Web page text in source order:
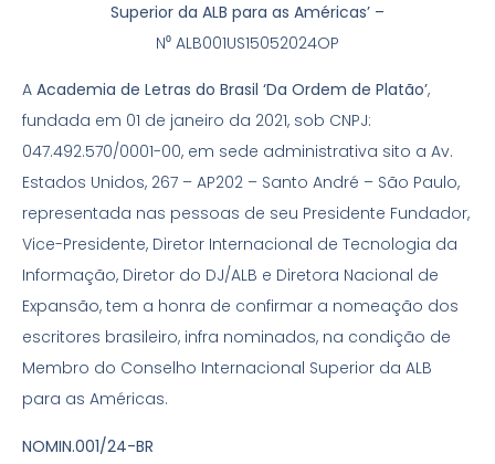
Superior da ALB para as Américas’ –
N⁰ ALB001US15052024OP
A Academia de Letras do Brasil ‘Da Ordem de Platão’,
fundada em 01 de janeiro da 2021, sob CNPJ:
047.492.570/0001-00, em sede administrativa sito a Av.
Estados Unidos, 267 – AP202 – Santo André – São Paulo,
representada nas pessoas de seu Presidente Fundador,
Vice-Presidente, Diretor Internacional de Tecnologia da
Informação, Diretor do DJ/ALB e Diretora Nacional de
Expansão, tem a honra de confirmar a nomeação dos
escritores brasileiro, infra nominados, na condição de
Membro do Conselho Internacional Superior da ALB
para as Américas.
NOMIN.001/24-BR